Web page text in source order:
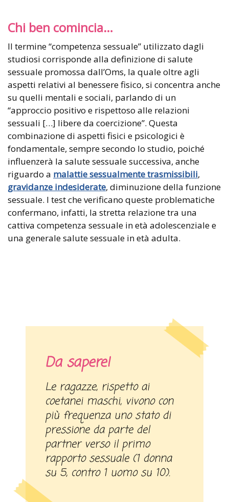
Chi ben comincia…
Il termine “competenza sessuale” utilizzato dagli
studiosi corrisponde alla definizione di salute
sessuale promossa dall’Oms, la quale oltre agli
aspetti relativi al benessere fisico, si concentra anche
su quelli mentali e sociali, parlando di un
“approccio positivo e rispettoso alle relazioni
sessuali […] libere da coercizione”. Questa
combinazione di aspetti fisici e psicologici è
fondamentale, sempre secondo lo studio, poiché
influenzerà la salute sessuale successiva, anche
riguardo a malattie sessualmente trasmissibili,
gravidanze indesiderate, diminuzione della funzione
sessuale. I test che verificano queste problematiche
confermano, infatti, la stretta relazione tra una
cattiva competenza sessuale in età adolescenziale e
una generale salute sessuale in età adulta.
Da sapere!
Le ragazze, rispetto ai
coetanei maschi, vivono con
più frequenza uno stato di
pressione da parte del
partner verso il primo
rapporto sessuale (1 donna
su 5, contro 1 uomo su 10).